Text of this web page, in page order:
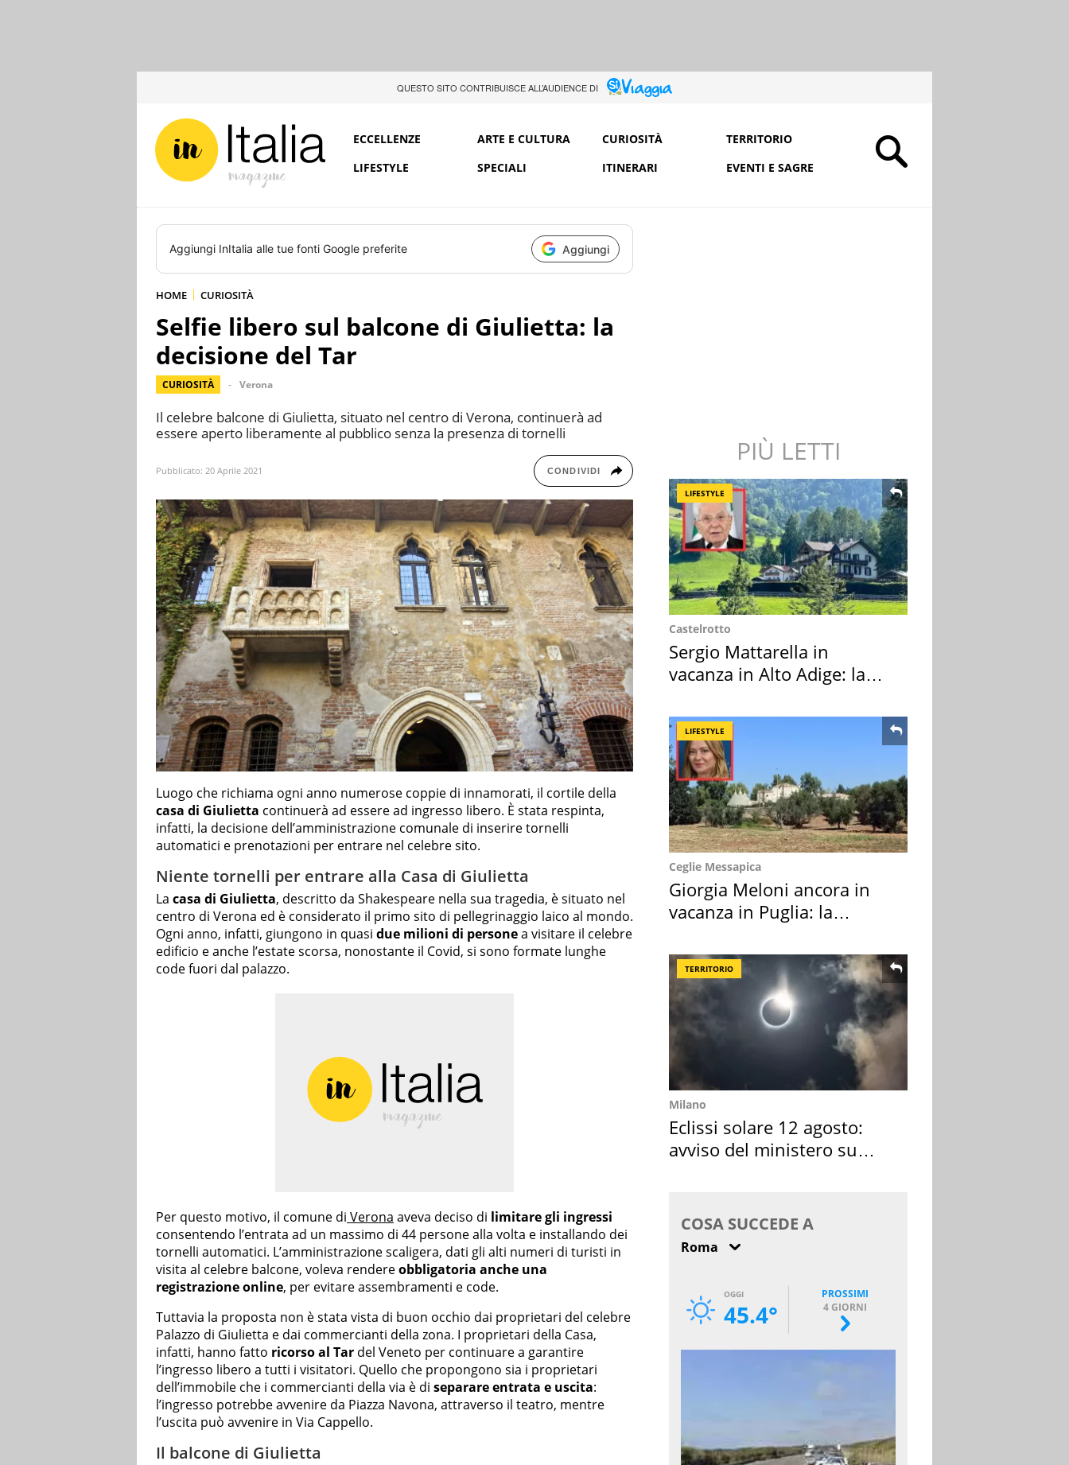
QUESTO SITO CONTRIBUISCE ALL’AUDIENCE DI
ECCELLENZE ARTE E CULTURA CURIOSITÀ
TERRITORIO
LIFESTYLE
SPECIALI ITINERARI EVENTI E SAGRE
Aggiungi InItalia alle tue fonti Google preferite Aggiungi
HOME CURIOSITÀ
Selfie libero sul balcone di Giulietta: la
decisione del Tar
CURIOSITÀ Verona
Il celebre balcone di Giulietta, situato nel centro di Verona, continuerà ad
essere aperto liberamente al pubblico senza la presenza di tornelli
Pubblicato: 20 Aprile 2021 CONDIVIDI
Luogo che richiama ogni anno numerose coppie di innamorati, il cortile della
casa di Giulietta continuerà ad essere ad ingresso libero. È stata respinta,
infatti, la decisione dell’amministrazione comunale di inserire tornelli
automatici e prenotazioni per entrare nel celebre sito.
Niente tornelli per entrare alla Casa di Giulietta
La casa di Giulietta, descritto da Shakespeare nella sua tragedia, è situato nel
centro di Verona ed è considerato il primo sito di pellegrinaggio laico al mondo.
Ogni anno, infatti, giungono in quasi due milioni di personea visitare il celebre
edificio e anche l’estate scorsa, nonostante il Covid, si sono formate lunghe
code fuori dal palazzo.
Per questo motivo, il comune di Verona aveva deciso di limitare gli ingressi
consentendo l’entrata ad un massimo di 44 persone alla volta e installando dei
tornelli automatici. L’amministrazione scaligera, dati gli alti numeri di turisti in
visita al celebre balcone, voleva rendereobbligatoria anche una
registrazione online, per evitare assembramenti e code.
Tuttavia la proposta non è stata vista di buon occhio dai proprietari del celebre
Palazzo di Giulietta e dai commercianti della zona. I proprietari della Casa,
infatti, hanno fatto ricorso al Tar del Veneto per continuare a garantire
l’ingresso libero a tutti i visitatori. Quello che propongono sia i proprietari
dell’immobile che i commercianti della via è di separare entrata e uscita:
l’ingresso potrebbe avvenire da Piazza Navona, attraverso il teatro, mentre
l’uscita può avvenire in Via Cappello.
Il balcone di Giulietta
PIÙ LETTI
LIFESTYLE
Castelrotto
Sergio Mattarella in
vacanza in Alto Adige: la
LIFESTYLE
Ceglie Messapica
Giorgia Meloni ancora in
vacanza in Puglia: la
TERRITORIO
Milano
Eclissi solare 12 agosto:
avviso del ministero su